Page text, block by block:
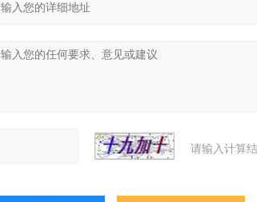
请输入计算